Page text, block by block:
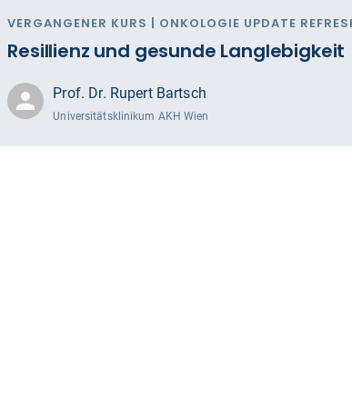
VERGANGENER KURS | ONKOLOGIE UPDATE
Resillienz und gesunde Langlebigkeit
Prof. Dr. Rupert Bartsch
Universitätsklinikum AKH Wien